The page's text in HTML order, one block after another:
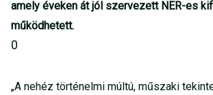
amely éveken át jól szervezett NER-es
működhetett.
0
„A nehéz történelmi múltú, műszaki